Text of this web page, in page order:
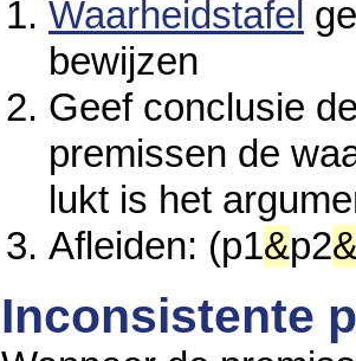
Waarheidstafel
bewijzen
Geef conclusie
premissen de
lukt is het
Afleiden: (p1&p2
Inconsistente